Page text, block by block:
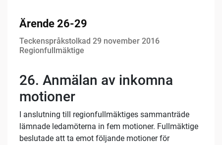
Ärende 26-29
Teckenspråkstolkad 29 november 2016
Regionfullmäktige
26. Anmälan av inkomna
motioner
I anslutning till regionfullmäktiges sammanträde
lämnade ledamöterna in fem motioner. Fullmäktige
beslutade att ta emot följande motioner för